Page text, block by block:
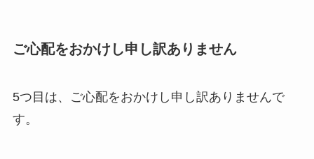
ご心配をおかけし申し訳ありません
5つ目は、ご心配をおかけし申し訳ありませんで
す。